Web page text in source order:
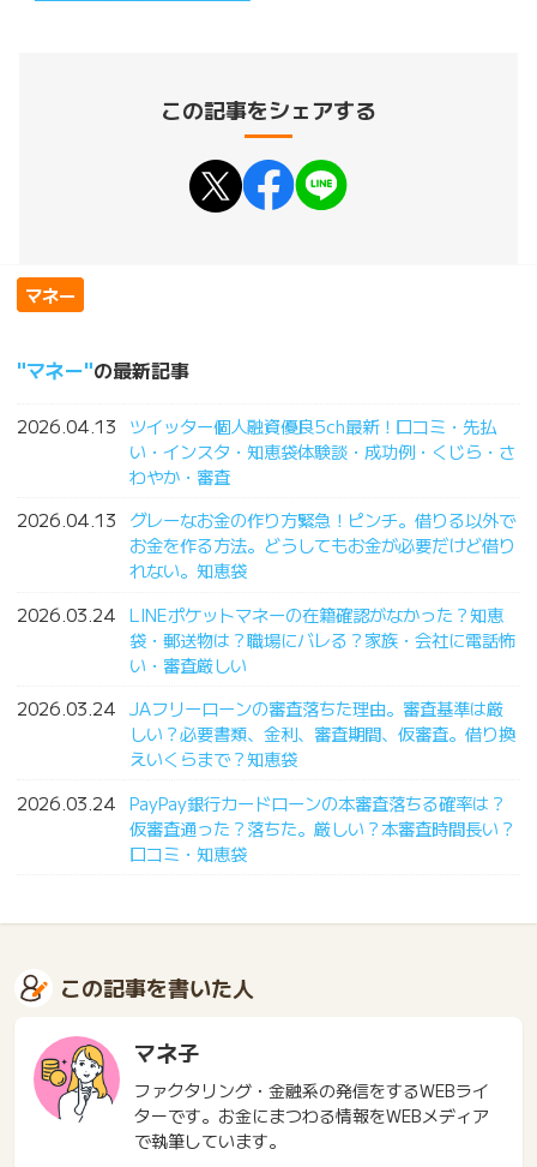
この記事をシェアする
マネー
マネー の最新記事
2026.04.13
ツイッター個人融資優良5ch最新！口コミ・先払
い・インスタ・知恵袋体験談・成功例・くじら・さ
わやか・審査
2026.04.13
グレーなお金の作り方緊急！ピンチ。借りる以外で
お金を作る方法。どうしてもお金が必要だけど借り
れない。知恵袋
2026.03.24 LINEポケットマネーの在籍確認がなかった？知恵
袋・郵送物は？職場にバレる？家族・会社に電話怖
い・審査厳しい
2026.03.24 JAフリーローンの審査落ちた理由。審査基準は厳
しい？必要書類、金利、審査期間、仮審査。借り換
えいくらまで？知恵袋
2026.03.24 PayPay銀行カードローンの本審査落ちる確率は？
仮審査通った？落ちた。厳しい？本審査時間長い？
口コミ・知恵袋
この記事を書いた人
マネ子
ファクタリング・金融系の発信をするWEBライ
ターです。お金にまつわる情報をWEBメディア
で執筆しています。